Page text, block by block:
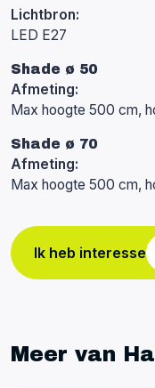
Lichtbron:
LED E27
Shade ø 50
Afmeting:
Max hoogte 500 cm,
Shade ø 70
Afmeting:
Max hoogte 500 cm,
Ik heb interesse
Meer van